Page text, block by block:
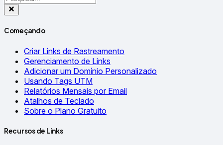
Começando
Criar Links de Rastreamento
Gerenciamento de Links
Adicionar um Domínio Personalizado
Usando Tags UTM
Relatórios Mensais por Email
Atalhos de Teclado
Sobre o Plano Gratuito
Recursos de Links